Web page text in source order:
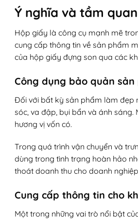
Ý nghĩa và tầm
Hộp giấy là công cụ mạnh mẽ
cung cấp thông tin về sản phẩm
của hộp giấy đựng son qua các
Công dụng bảo quản sản
Đối với bất kỳ sản phẩm làm đẹp
sóc, va đập, bụi bẩn và ánh
hương vị vốn có.
Trong quá trình vận chuyển và
dùng trong tình trạng hoàn hảo
thoát doanh thu cho doanh
Cung cấp thông tin cho
Một trong những vai trò nổi bật